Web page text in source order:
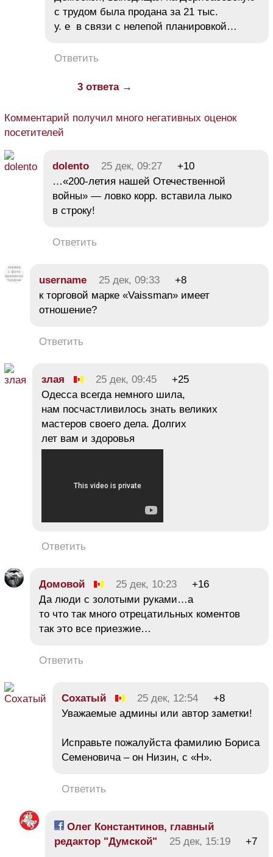
с трудом была продана за 21 тыс.
у. е в связи с нелепой планировкой…
Ответить
3 ответа →
Комментарий получил много негативных оценок
посетителей
dolento 25 дек, 09:27
+10
…«200-летия нашей Отечественной
войны» — ловко корр. вставила лыко
в строку!
Ответить
username 25 дек, 09:33
+8
к торговой марке «Vaissman» имеет
отношение?
Ответить
злая 25 дек, 09:45
+25
Одесса всегда немного шила,
нам посчастливилось знать великих
мастеров своего дела. Долгих
лет вам и здоровья
Ответить
Домовой 25 дек, 10:23
+16
Да люди с золотыми руками…а
то что так много отрецатильных коментов
так это все приезжие…
Ответить
Сохатый 25 дек, 12:54
+8
Уважаемые админы или автор заметки!
Исправьте пожалуйста фамилию Бориса
Семеновича – он Низин, с «Н».
Ответить
Олег Константинов, главный
редактор "Думской"
25 дек, 15:19 +7